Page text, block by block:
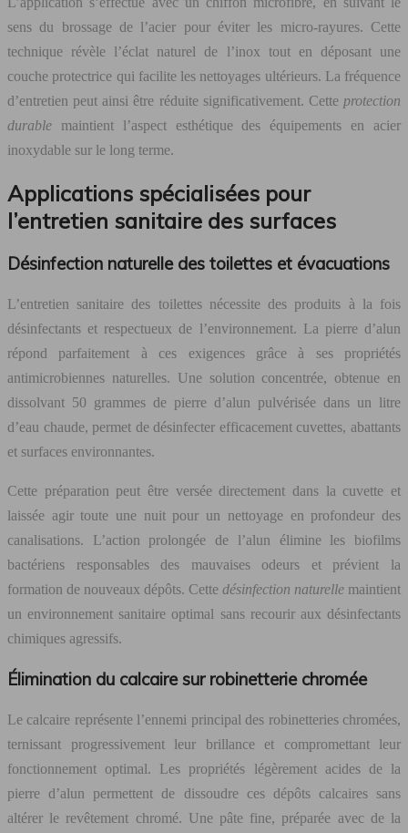
sens du brossage de l’acier pour éviter les micro-rayures. Cette
technique révèle l’éclat naturel de l’inox tout en déposant une
couche protectrice qui facilite les nettoyages ultérieurs. La fréquence
d’entretien peut ainsi être réduite significativement. Cette protection
durable maintient l’aspect esthétique des équipements en acier
inoxydable sur le long terme.
Applications spécialisées pour
l’entretien sanitaire des surfaces
Désinfection naturelle des toilettes et évacuations
L’entretien sanitaire des toilettes nécessite des produits à la fois
désinfectants et respectueux de l’environnement. La pierre d’alun
répond parfaitement à ces exigences grâce à ses propriétés
antimicrobiennes naturelles. Une solution concentrée, obtenue en
dissolvant 50 grammes de pierre d’alun pulvérisée dans un litre
d’eau chaude, permet de désinfecter efficacement cuvettes, abattants
et surfaces environnantes.
Cette préparation peut être versée directement dans la cuvette et
laissée agir toute une nuit pour un nettoyage en profondeur des
canalisations. L’action prolongée de l’alun élimine les biofilms
bactériens responsables des mauvaises odeurs et prévient la
formation de nouveaux dépôts. Cette désinfection naturelle maintient
un environnement sanitaire optimal sans recourir aux désinfectants
chimiques agressifs.
Élimination du calcaire sur robinetterie chromée
Le calcaire représente l’ennemi principal des robinetteries chromées,
ternissant progressivement leur brillance et compromettant leur
fonctionnement optimal. Les propriétés légèrement acides de la
pierre d’alun permettent de dissoudre ces dépôts calcaires sans
altérer le revêtement chromé. Une pâte fine, préparée avec de la